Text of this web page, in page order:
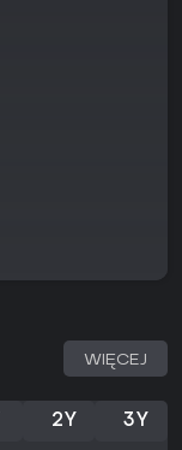
WIĘCEJ
2Y 3Y